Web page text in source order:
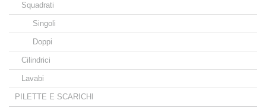
Squadrati
Singoli
Doppi
Cilindrici
Lavabi
PILETTE E SCARICHI